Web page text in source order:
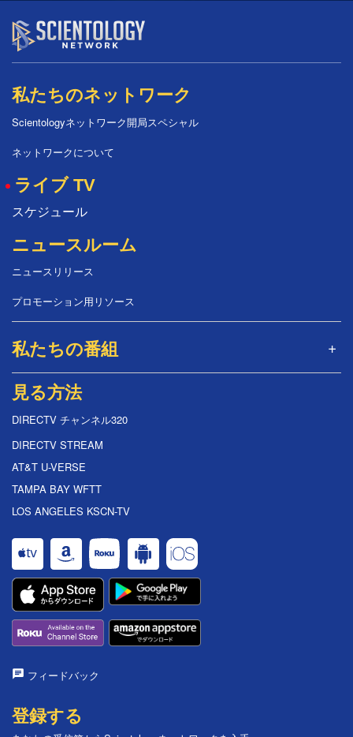
私たちのネットワーク
Scientologyネットワーク開局スペシャル
ネットワークについて
ライブ TV
スケジュール
ニュースルーム
ニュースリリース
プロモーション用リソース
私たちの番組
見る方法
DIRECTV チャンネル320
DIRECTV STREAM
AT&T U-VERSE
TAMPA BAY WFTT
LOS ANGELES KSCN-TV
フィードバック
登録する